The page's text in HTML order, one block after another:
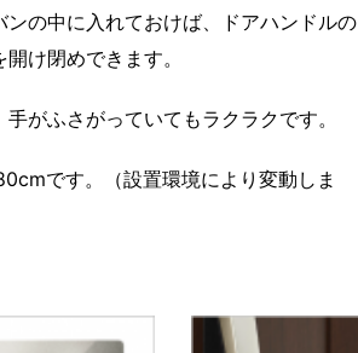
ンの中に入れておけば、ドアハンドルの
け閉めできます。
がふさがっていてもラクラクです。
です。（設置環境により変動しま